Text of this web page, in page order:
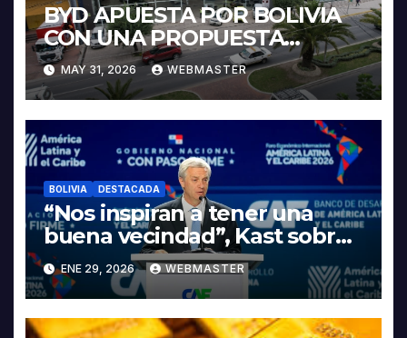
BYD APUESTA POR BOLIVIA
CON UNA PROPUESTA
INTEGRAL PARA IMPULSAR
LA ELECTROMOVILIDAD Y LA
INDUSTRIALIZACIÓN DEL
LITIO
MAY 31, 2026 WEBMASTER
BOLIVIA DESTACADA
“Nos inspiran a tener una
buena vecindad”, Kast sobre
discurso del presidente
Rodrigo Paz
ENE 29, 2026 WEBMASTER